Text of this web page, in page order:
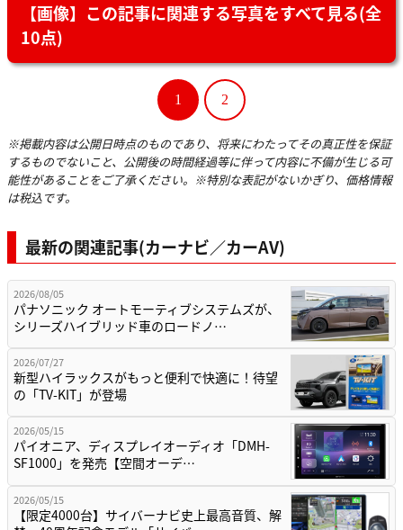
【画像】この記事に関連する写真をすべて見る(全
10点)
1 2
※掲載内容は公開日時点のものであり、将来にわたってその真正性を保証
するものでないこと、公開後の時間経過等に伴って内容に不備が生じる可
能性があることをご了承ください。※特別な表記がないかぎり、価格情報
は税込です。
最新の関連記事(カーナビ／カーAV)
2026/08/05
パナソニック オートモーティブシステムズが、
シリーズハイブリッド車のロードノ…
2026/07/27
新型ハイラックスがもっと便利で快適に！待望
の「TV-KIT」が登場
2026/05/15
パイオニア、ディスプレイオーディオ「DMH-
SF1000」を発売【空間オーデ…
2026/05/15
【限定4000台】サイバーナビ史上最高音質、解